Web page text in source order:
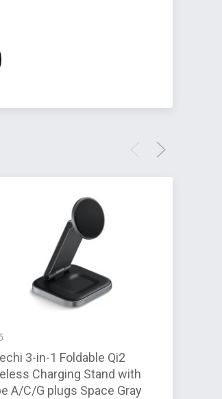
3-in-1 Foldable Qi2
Charging Stand with
A/C/G plugs Space Gray